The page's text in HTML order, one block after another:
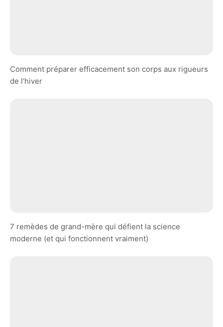
Comment préparer efficacement son corps aux rigueurs
de l’hiver
7 remèdes de grand-mère qui défient la science
moderne (et qui fonctionnent vraiment)